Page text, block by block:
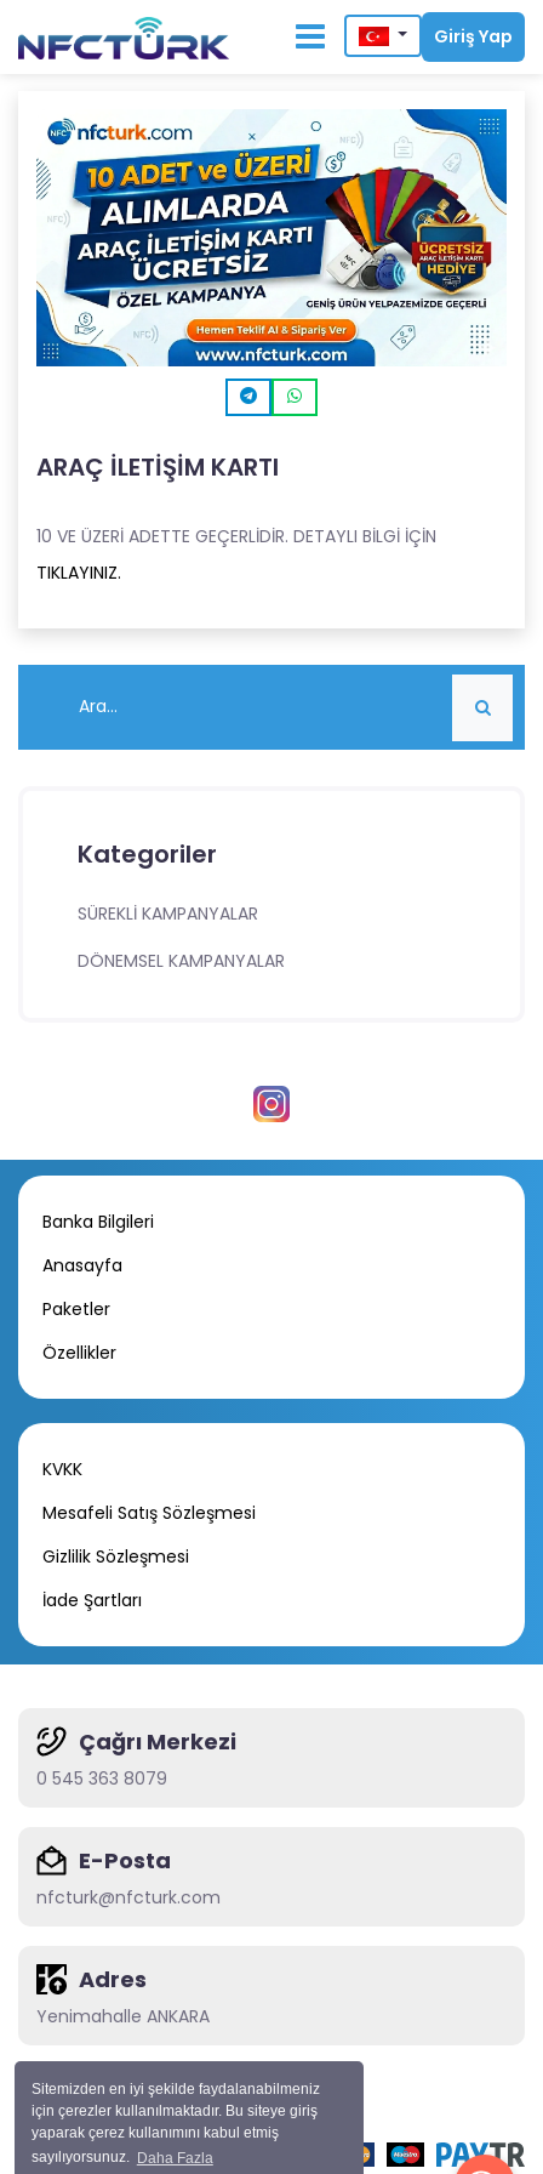
Sitemizden en iyi şekilde faydalanabilmeniz
için çerezler kullanılmaktadır. Bu siteye giriş
yaparak çerez kullanımını kabul etmiş
sayılıyorsunuz. Daha Fazla
Giriş Yap
ARAÇ İLETİŞİM KARTI
10 VE ÜZERİ ADETTE GEÇERLİDİR. DETAYLI BİLGİ İÇİN
TIKLAYINIZ.
Kategoriler
SÜREKLİ KAMPANYALAR
DÖNEMSEL KAMPANYALAR
Banka Bilgileri
Anasayfa
Paketler
Özellikler
KVKK
Mesafeli Satış Sözleşmesi
Gizlilik Sözleşmesi
İade Şartları
Çağrı Merkezi
0 545 363 8079
E-Posta
nfcturk@nfcturk.com
Adres
Yenimahalle ANKARA
© Tüm Haklarımız Saklıdır